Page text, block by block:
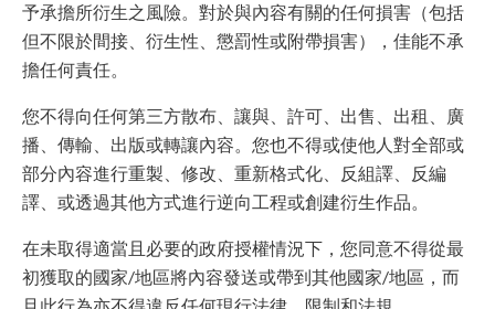
予承擔所衍生之風險。對於與內容有關的任何損害（包括
但不限於間接、衍生性、懲罰性或附帶損害），佳能不承
擔任何責任。
您不得向任何第三方散布、讓與、許可、出售、出租、廣
播、傳輸、出版或轉讓內容。您也不得或使他人對全部或
部分內容進行重製、修改、重新格式化、反組譯、反編
譯、或透過其他方式進行逆向工程或創建衍生作品。
在未取得適當且必要的政府授權情況下，您同意不得從最
初獲取的國家/地區將內容發送或帶到其他國家/地區，而